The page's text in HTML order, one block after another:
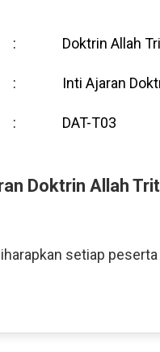
: Doktrin Allah
: Inti Ajaran
: DAT-T03
Doktrin Allah
setiap